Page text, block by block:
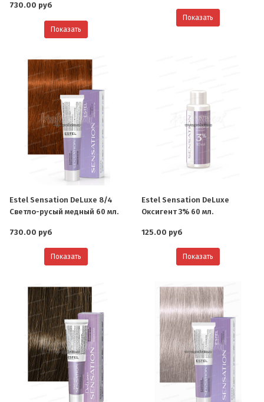
730.00 руб
Показать
Показать
Estel Sensation DeLuxe 8/4
Светло-русый медный 60 мл.
730.00 руб
Показать
Estel Sensation DeLuxe
Оксигент 3% 60 мл.
125.00 руб
Показать